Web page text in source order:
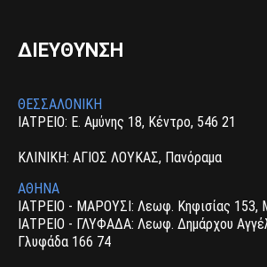
ΔΙΕΥΘΥΝΣΗ
ΘΕΣΣΑΛΟΝΙΚΗ
ΙΑΤΡΕΙΟ: Ε. Αμύνης 18, Κέντρο, 546 21
ΚΛΙΝΙΚΗ: ΑΓΙΟΣ ΛΟΥΚΑΣ, Πανόραμα
ΑΘΗΝΑ
ΙΑΤΡΕΙΟ - ΜΑΡΟΥΣΙ: Λεωφ. Κηφισίας 153,
ΙΑΤΡΕΙΟ - ΓΛΥΦΑΔΑ: Λεωφ. Δημάρχου
Γλυφάδα 166 74